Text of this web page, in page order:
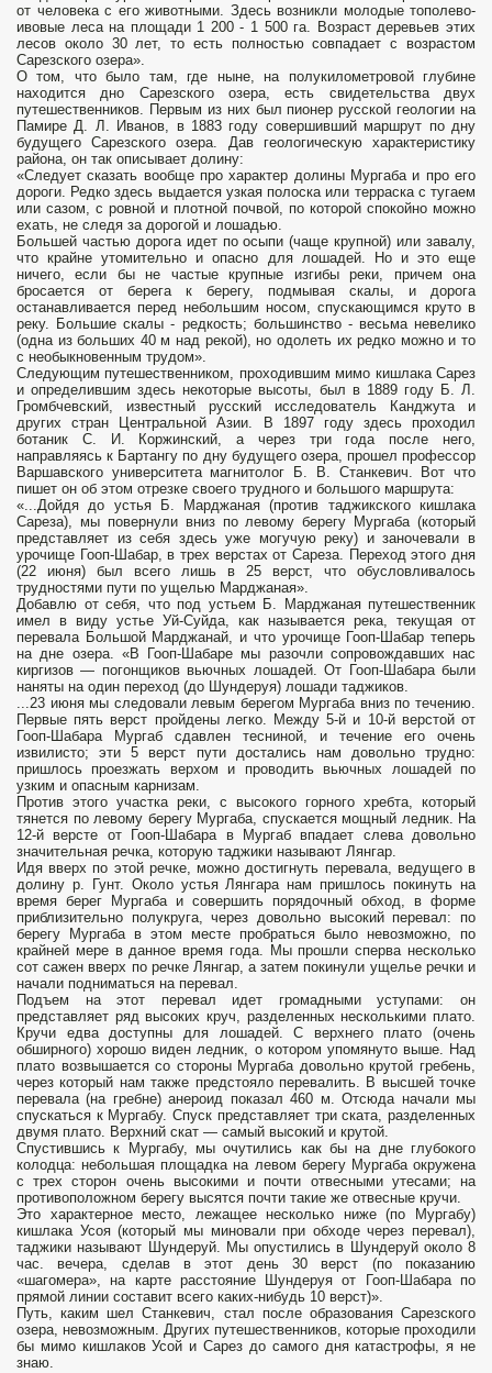
от человека с его животными. Здесь возникли молодые тополево-
ивовые леса на площади 1 200 - 1 500 га. Возраст деревьев этих
лесов около 30 лет, то есть полностью совпадает с возрастом
Сарезского озера».
О том, что было там, где ныне, на полукилометровой глубине
находится дно Сарезского озера, есть свидетельства двух
путешественников. Первым из них был пионер русской геологии на
Памире Д. Л. Иванов, в 1883 году совершивший маршрут по дну
будущего Сарезского озера. Дав геологическую характеристику
района, он так описывает долину:
«Следует сказать вообще про характер долины Мургаба и про его
дороги. Редко здесь выдается узкая полоска или терраска с тугаем
или сазом, с ровной и плотной почвой, по которой спокойно можно
ехать, не следя за дорогой и лошадью.
Большей частью дорога идет по осыпи (чаще крупной) или завалу,
что крайне утомительно и опасно для лошадей. Но и это еще
ничего, если бы не частые крупные изгибы реки, причем она
бросается от берега к берегу, подмывая скалы, и дорога
останавливается перед небольшим носом, спускающимся круто в
реку. Большие скалы - редкость; большинство - весьма невелико
(одна из больших 40 м над рекой), но одолеть их редко можно и то
с необыкновенным трудом».
Следующим путешественником, проходившим мимо кишлака Сарез
и определившим здесь некоторые высоты, был в 1889 году Б. Л.
Громбчевский, известный русский исследователь Канджута и
других стран Центральной Азии. В 1897 году здесь проходил
ботаник С. И. Коржинский, а через три года после него,
направляясь к Бартангу по дну будущего озера, прошел профессор
Варшавского университета магнитолог Б. В. Станкевич. Вот что
пишет он об этом отрезке своего трудного и большого маршрута:
«...Дойдя до устья Б. Марджаная (против таджикского кишлака
Сареза), мы повернули вниз по левому берегу Мургаба (который
представляет из себя здесь уже могучую реку) и заночевали в
урочище Гооп-Шабар, в трех верстах от Сареза. Переход этого дня
(22 июня) был всего лишь в 25 верст, что обусловливалось
трудностями пути по ущелью Марджаная».
Добавлю от себя, что под устьем Б. Марджаная путешественник
имел в виду устье Уй-Суйда, как называется река, текущая от
перевала Большой Марджанай, и что урочище Гооп-Шабар теперь
на дне озера. «В Гооп-Шабаре мы разочли сопровождавших нас
киргизов — погонщиков вьючных лошадей. От Гооп-Шабара были
наняты на один переход (до Шундеруя) лошади таджиков.
...23 июня мы следовали левым берегом Мургаба вниз по течению.
Первые пять верст пройдены легко. Между 5-й и 10-й верстой от
Гооп-Шабара Мургаб сдавлен тесниной, и течение его очень
извилисто; эти 5 верст пути достались нам довольно трудно:
пришлось проезжать верхом и проводить вьючных лошадей по
узким и опасным карнизам.
Против этого участка реки, с высокого горного хребта, который
тянется по левому берегу Мургаба, спускается мощный ледник. На
12-й версте от Гооп-Шабара в Мургаб впадает слева довольно
значительная речка, которую таджики называют Лянгар.
Идя вверх по этой речке, можно достигнуть перевала, ведущего в
долину р. Гунт. Около устья Лянгара нам пришлось покинуть на
время берег Мургаба и совершить порядочный обход, в форме
приблизительно полукруга, через довольно высокий перевал: по
берегу Мургаба в этом месте пробраться было невозможно, по
крайней мере в данное время года. Мы прошли сперва несколько
сот сажен вверх по речке Лянгар, а затем покинули ущелье речки и
начали подниматься на перевал.
Подъем на этот перевал идет громадными уступами: он
представляет ряд высоких круч, разделенных несколькими плато.
Кручи едва доступны для лошадей. С верхнего плато (очень
обширного) хорошо виден ледник, о котором упомянуто выше. Над
плато возвышается со стороны Мургаба довольно крутой гребень,
через который нам также предстояло перевалить. В высшей точке
перевала (на гребне) анероид показал 460 м. Отсюда начали мы
спускаться к Мургабу. Спуск представляет три ската, разделенных
двумя плато. Верхний скат — самый высокий и крутой.
Спустившись к Мургабу, мы очутились как бы на дне глубокого
колодца: небольшая площадка на левом берегу Мургаба окружена
с трех сторон очень высокими и почти отвесными утесами; на
противоположном берегу высятся почти такие же отвесные кручи.
Это характерное место, лежащее несколько ниже (по Мургабу)
кишлака Усоя (который мы миновали при обходе через перевал),
таджики называют Шундеруй. Мы опустились в Шундеруй около 8
час. вечера, сделав в этот день 30 верст (по показанию
«шагомера», на карте расстояние Шундеруя от Гооп-Шабара по
прямой линии составит всего каких-нибудь 10 верст)».
Путь, каким шел Станкевич, стал после образования Сарезского
озера, невозможным. Других путешественников, которые проходили
бы мимо кишлаков Усой и Сарез до самого дня катастрофы, я не
знаю.